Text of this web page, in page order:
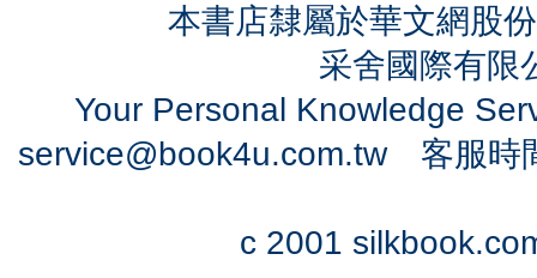
本書店隸屬於華文網股
采舍國際有
Your Personal Knowledge
service@book4u.com.tw客服時
c 2001